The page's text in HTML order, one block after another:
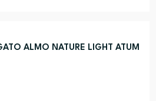
ALMO NATURE LIGHT ATUM